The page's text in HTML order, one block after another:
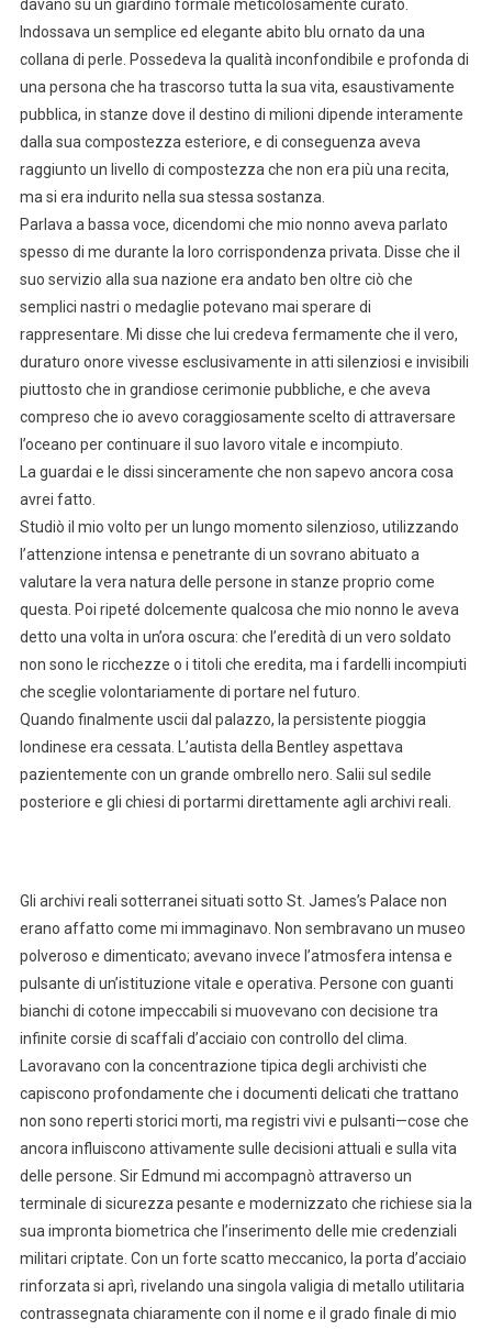
davano su un giardino formale meticolosamente curato.
Indossava un semplice ed elegante abito blu ornato da una
collana di perle. Possedeva la qualità inconfondibile e profonda di
una persona che ha trascorso tutta la sua vita, esaustivamente
pubblica, in stanze dove il destino di milioni dipende interamente
dalla sua compostezza esteriore, e di conseguenza aveva
raggiunto un livello di compostezza che non era più una recita,
ma si era indurito nella sua stessa sostanza.
Parlava a bassa voce, dicendomi che mio nonno aveva parlato
spesso di me durante la loro corrispondenza privata. Disse che il
suo servizio alla sua nazione era andato ben oltre ciò che
semplici nastri o medaglie potevano mai sperare di
rappresentare. Mi disse che lui credeva fermamente che il vero,
duraturo onore vivesse esclusivamente in atti silenziosi e invisibili
piuttosto che in grandiose cerimonie pubbliche, e che aveva
compreso che io avevo coraggiosamente scelto di attraversare
l’oceano per continuare il suo lavoro vitale e incompiuto.
La guardai e le dissi sinceramente che non sapevo ancora cosa
avrei fatto.
Studiò il mio volto per un lungo momento silenzioso, utilizzando
l’attenzione intensa e penetrante di un sovrano abituato a
valutare la vera natura delle persone in stanze proprio come
questa. Poi ripeté dolcemente qualcosa che mio nonno le aveva
detto una volta in un’ora oscura: che l’eredità di un vero soldato
non sono le ricchezze o i titoli che eredita, ma i fardelli incompiuti
che sceglie volontariamente di portare nel futuro.
Quando finalmente uscii dal palazzo, la persistente pioggia
londinese era cessata. L’autista della Bentley aspettava
pazientemente con un grande ombrello nero. Salii sul sedile
posteriore e gli chiesi di portarmi direttamente agli archivi reali.
Gli archivi reali sotterranei situati sotto St. James’s Palace non
erano affatto come mi immaginavo. Non sembravano un museo
polveroso e dimenticato; avevano invece l’atmosfera intensa e
pulsante di un’istituzione vitale e operativa. Persone con guanti
bianchi di cotone impeccabili si muovevano con decisione tra
infinite corsie di scaffali d’acciaio con controllo del clima.
Lavoravano con la concentrazione tipica degli archivisti che
capiscono profondamente che i documenti delicati che trattano
non sono reperti storici morti, ma registri vivi e pulsanti—cose che
ancora influiscono attivamente sulle decisioni attuali e sulla vita
delle persone. Sir Edmund mi accompagnò attraverso un
terminale di sicurezza pesante e modernizzato che richiese sia la
sua impronta biometrica che l’inserimento delle mie credenziali
militari criptate. Con un forte scatto meccanico, la porta d’acciaio
rinforzata si aprì, rivelando una singola valigia di metallo utilitaria
contrassegnata chiaramente con il nome e il grado finale di mio